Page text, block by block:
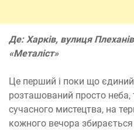
Де: Харків, вулиця
«Металіст»
Це перший і поки що
розташований просто неба,
сучасного мистецтва, на
кожного вечора збирається